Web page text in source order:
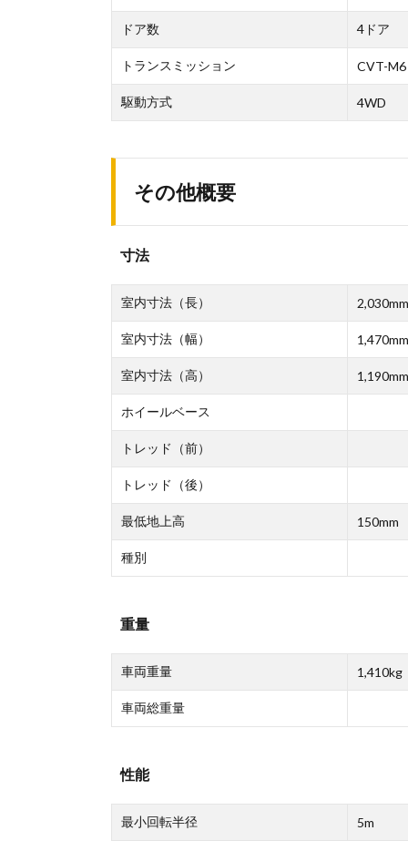
ドア数 4ドア
トランスミッション CVT-M6
駆動方式 4WD
その他概要
寸法
室内寸法（長） 2,030mm
室内寸法（幅） 1,470mm
室内寸法（高） 1,190mm
ホイールベース
トレッド（前）
トレッド（後）
最低地上高 150mm
種別
重量
車両重量 1,410kg
車両総重量
性能
最小回転半径 5m